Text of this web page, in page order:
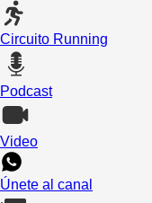
Circuito Running
Podcast
Video
Únete al canal